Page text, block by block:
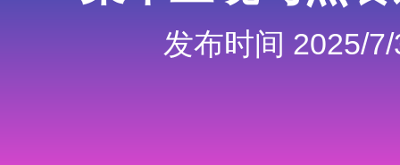
发布时间 2025/